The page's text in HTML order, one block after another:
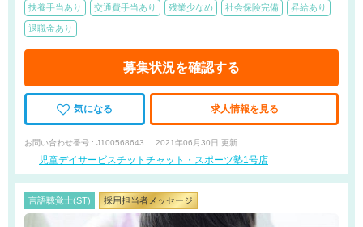
扶養手当あり 交通費手当あり 残業少なめ 社会保険完備 昇給あり
退職金あり
募集状況を確認する
気になる 求人情報を見る
お問い合わせ番号 : J100568643 2021年06月30日 更新
児童デイサービスチットチャット・スポーツ塾1号店
言語聴覚士(ST) 採用担当者メッセージ